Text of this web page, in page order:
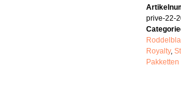
prive-22-
Royalty,
Pakketten